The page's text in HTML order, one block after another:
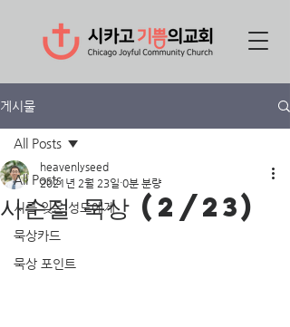
게시물
All Posts
시를 잊은 성도에게
묵상카드
묵상 포인트
All Posts
사순절 묵상 (2/23)
heavenlyseed
2021년 2월 23일 0분 분량